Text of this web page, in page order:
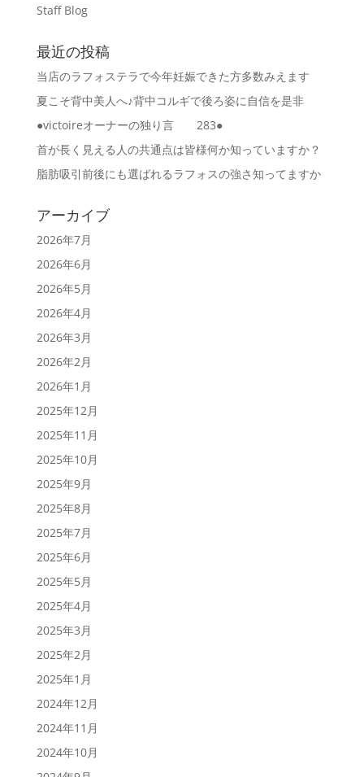
Staff Blog
最近の投稿
当店のラフォステラで今年妊娠できた方多数みえます
夏こそ背中美人へ♪背中コルギで後ろ姿に自信を是非
●victoireオーナーの独り言 283●
首が長く見える人の共通点は皆様何か知っていますか？
脂肪吸引前後にも選ばれるラフォスの強さ知ってますか
アーカイブ
2026年7月
2026年6月
2026年5月
2026年4月
2026年3月
2026年2月
2026年1月
2025年12月
2025年11月
2025年10月
2025年9月
2025年8月
2025年7月
2025年6月
2025年5月
2025年4月
2025年3月
2025年2月
2025年1月
2024年12月
2024年11月
2024年10月